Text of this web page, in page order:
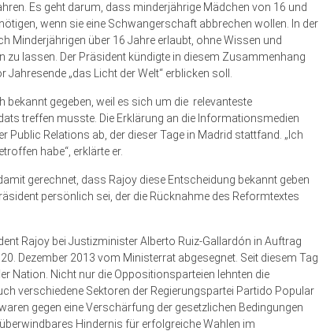
Es geht darum, dass minderjährige Mädchen von 16 und
wenn sie eine Schwangerschaft abbrechen wollen. In der
Minderjährigen über 16 Jahre erlaubt, ohne Wissen und
zu lassen. Der Präsident kündigte in diesem Zusammenhang
„das Licht der Welt“ erblicken soll.
gegeben, weil es sich um die relevanteste
treffen musste. Die Erklärung an die Informationsmedien
Public Relations ab, der dieser Tage in Madrid stattfand. „Ich
habe“, erklärte er.
gerechnet, dass Rajoy diese Entscheidung bekannt geben
persönlich sei, der die Rücknahme des Reformtextes
Rajoy bei Justizminister Alberto Ruiz-Gallardón in Auftrag
Dezember 2013 vom Ministerrat abgesegnet. Seit diesem Tag
Nation. Nicht nur die Oppositionsparteien lehnten die
verschiedene Sektoren der Regierungspartei Partido Popular
gegen eine Verschärfung der gesetzlichen Bedingungen
Hindernis für erfolgreiche Wahlen im